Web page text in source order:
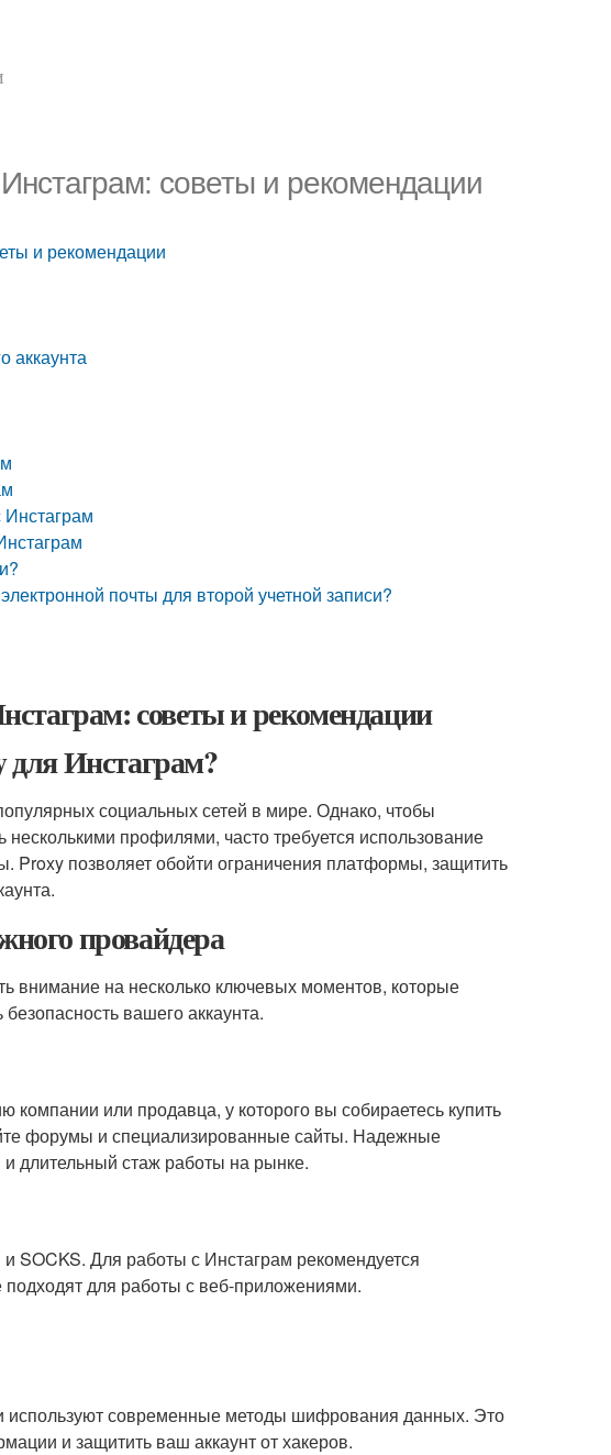
советы и рекомендации
и рекомендации
аккаунта
почты для второй учетной записи?
советы и рекомендации
для Инстаграм?
социальных сетей в мире. Однако, чтобы
профилями, часто требуется использование
Proxy позволяет обойти ограничения платформы, защитить
провайдера
внимание на несколько ключевых моментов, которые
вашего аккаунта.
компании или продавца, у которого вы собираетесь купить
форумы и специализированные сайты. Надежные
длительный стаж работы на рынке.
SOCKS. Для работы с Инстаграм рекомендуется
подходят для работы с веб-приложениями.
современные методы шифрования данных. Это
и защитить ваш аккаунт от хакеров.